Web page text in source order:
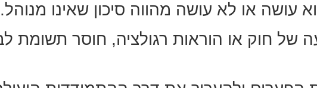
או לא עושה מהווה סיכון שאינו מנוהל.
של חוק או הוראות רגולציה, חוסר תשומת